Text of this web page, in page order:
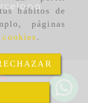
hábitos de
páginas
.